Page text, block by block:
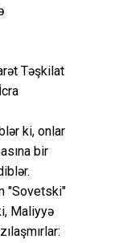
Təşkilat
ki, onlar
bir
"Sovetski"
Maliyyə